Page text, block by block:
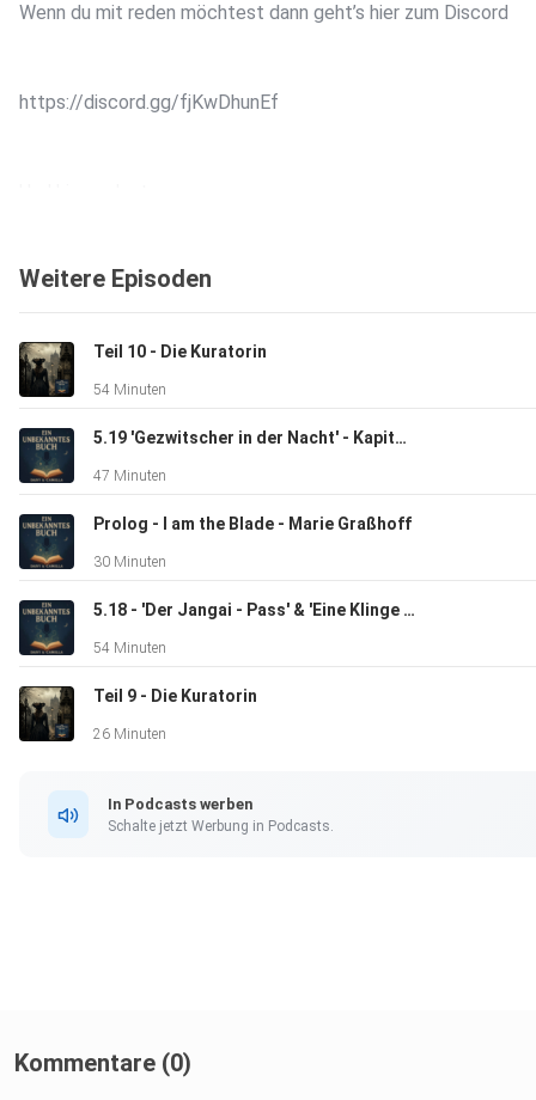
Wenn du mit reden möchtest dann geht’s hier zum Discord
https://discord.gg/fjKwDhunEf
https://www.instagram.com/
Wir freuen uns auf Euch! :D
Hosted on Acast. See acast.com/privacy for more information.
Weitere Episoden
Teil 10 - Die Kuratorin
54 Minuten
5.19 'Gezwitscher in der Nacht' - Kapitel 22 Das Rad der Zeit 5
47 Minuten
Prolog - I am the Blade - Marie Graßhoff
30 Minuten
5.18 - 'Der Jangai - Pass' & 'Eine Klinge zum Geschenk' - Das Rad der Zeit 5
54 Minuten
Teil 9 - Die Kuratorin
26 Minuten
In Podcasts werben
Schalte jetzt Werbung in Podcasts.
Kommentare (0)